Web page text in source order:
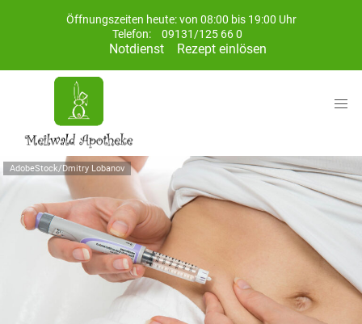
Öffnungszeiten heute: von 08:00 bis 19:00 Uhr
Telefon:
09131/125 66 0
Notdienst Rezept einlösen
AdobeStock/Dmitry Lobanov